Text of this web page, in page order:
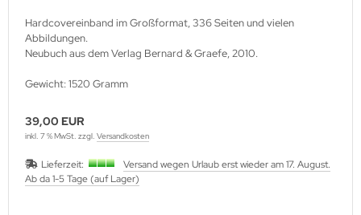
Hardcovereinband im Großformat, 336 Seiten und vielen
Abbildungen.
Neubuch aus dem Verlag Bernard & Graefe, 2010.
Gewicht: 1520 Gramm
39,00 EUR
inkl. 7 % MwSt. zzgl. Versandkosten
Lieferzeit:
Versand wegen Urlaub erst wieder am 17. August.
Ab da 1-5 Tage (auf Lager)